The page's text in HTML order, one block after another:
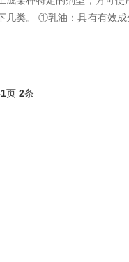
类。 ①乳油：具有有效成
1页 2条